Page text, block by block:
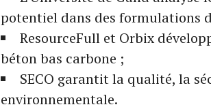
potentiel dans des formulations
ResourceFull et Orbix
béton bas carbone ;
SECO garantit la qualité, la
environnementale.